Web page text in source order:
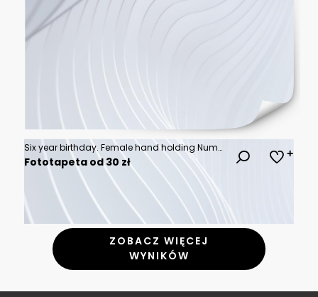
Six year birthday. Female hand holding Number 6 foil balloon. Six-year anniversary background. 3d rendering
Fototapeta od 30 zł
ZOBACZ WIĘCEJ
WYNIKÓW